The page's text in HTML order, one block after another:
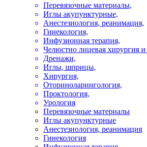
Перевязочные материалы,
Иглы акупунктурные,
Анестезиология, реанимация,
Гинекология,
Инфузионная терапия,
Челюстно лицевая хирургия
Дренажи,
Иглы, шприцы,
Хирургия,
Оториноларингология,
Проктология,
Урология
Перевязочные материалы
Иглы акупунктурные
Анестезиология, реанимация
Гинекология